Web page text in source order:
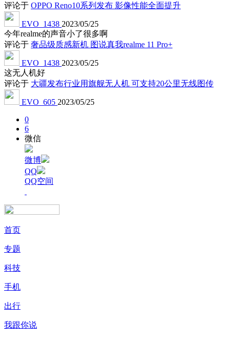
评论于 OPPO Reno10系列发布 影像性能全面提升
EVO_1438 2023/05/25
今年realme的声音小了很多啊
评论于 奢品级质感新机 图说真我realme 11 Pro+
EVO_1438 2023/05/25
这无人机好
评论于 大疆发布行业用旗舰无人机 可支持20公里无线图传
EVO_605 2023/05/25
0
6
微信
微博
QQ
QQ空间
首页
专题
科技
手机
出行
我跟你说